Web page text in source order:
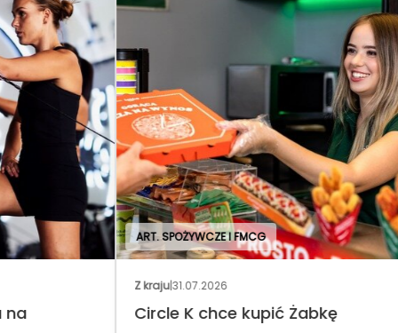
ART. SPOŻYWCZE I FMCG
31.07.2026
Circle K chce kupić Żabkę